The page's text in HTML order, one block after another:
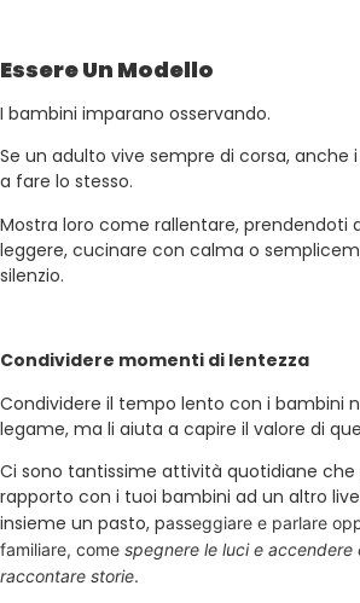
Essere Un Modello
I bambini imparano osservando.
Se un adulto vive sempre di corsa, anche
a fare lo stesso.
Mostra loro come rallentare, prendendoti
leggere, cucinare con calma o
silenzio.
Condividere momenti di lentezza
Condividere il tempo lento con i bambini
legame, ma li aiuta a capire il valore di
Ci sono tantissime attività quotidiane che
rapporto con i tuoi bambini ad un altro
insieme un pasto, passeggiare e parlare
familiare, come spegnere le luci e accendere
raccontare storie.